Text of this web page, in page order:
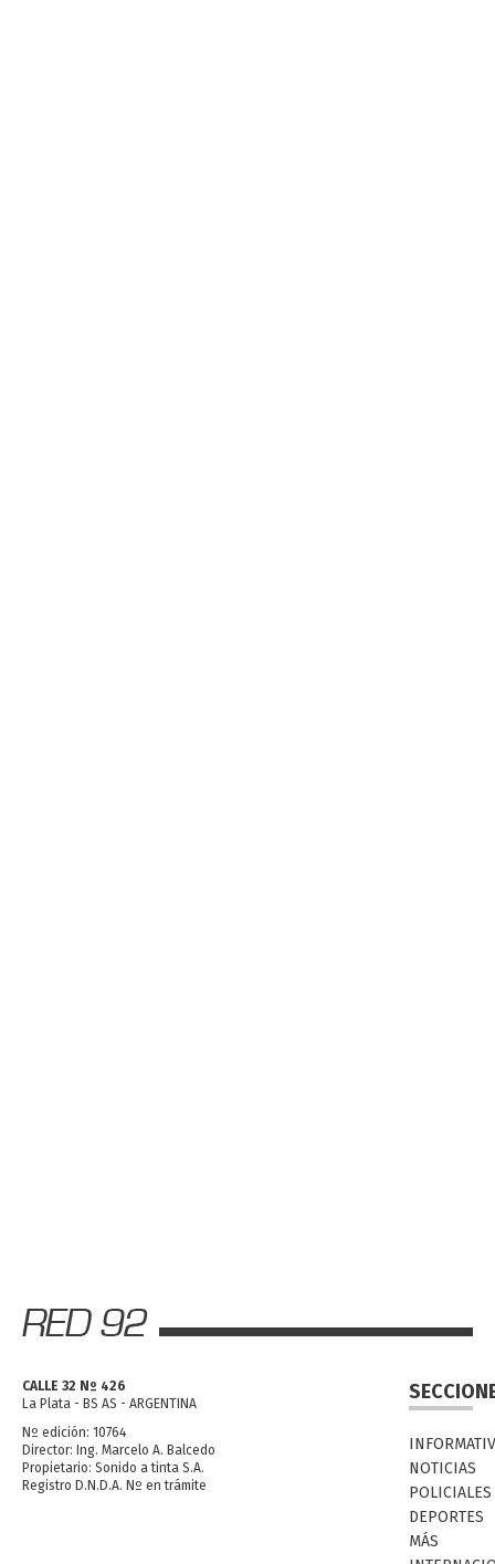
CALLE 32 Nº 426
La Plata - BS AS - ARGENTINA
Nº edición: 10764
Director: Ing. Marcelo A. Balcedo
Propietario: Sonido a tinta S.A.
Registro D.N.D.A. Nº en trámite
NOTICIAS
POLICIALES
DEPORTES
MÁS